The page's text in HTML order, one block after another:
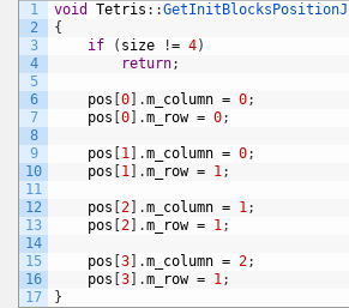
1
2
3
4
5
6
7
8
9
10
11
12
13
14
15
16
17
void Tetris : :GetInitBlocksPositionJ
{
if
( size != 4)
return;
pos 0 .m_column = 0;
pos 0 .m_row = 0;
pos 1 .m_column = 0;
pos
1 .m_row = 1;
pos 2 .m_column = 1;
pos 2 .m_row = 1;
pos 3 .m_column = 2;
pos 3 .m_row = 1;
}